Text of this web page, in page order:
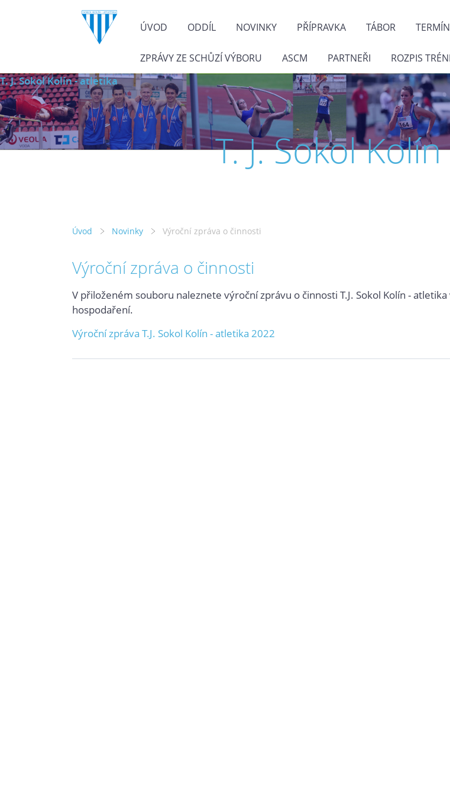
ÚVOD ODDÍL NOVINKY PŘÍPRAVKA TÁBOR
ZPRÁVY ZE SCHŮZÍ VÝBORU ASCM PARTNEŘI ROZPIS
T. J. Sokol Kolín - atletika
T. J. Sokol
Úvod Novinky Výroční zpráva o činnosti
Výroční zpráva o činnosti
V přiloženém souboru naleznete výroční zprávu o činnosti T.J. Sokol Kolín -
hospodaření.
Výroční zpráva T.J. Sokol Kolín - atletika 2022